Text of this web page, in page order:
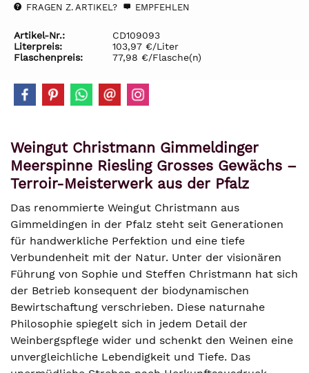
FRAGEN Z. ARTIKEL? EMPFEHLEN
Artikel-Nr.:
CD109093
Literpreis:
103,97 €/Liter
Flaschenpreis:
77,98 €/Flasche(n)
Weingut Christmann Gimmeldinger
Meerspinne Riesling Grosses Gewächs –
Terroir-Meisterwerk aus der Pfalz
Das renommierte Weingut Christmann aus
Gimmeldingen in der Pfalz steht seit Generationen
für handwerkliche Perfektion und eine tiefe
Verbundenheit mit der Natur. Unter der visionären
Führung von Sophie und Steffen Christmann hat sich
der Betrieb konsequent der biodynamischen
Bewirtschaftung verschrieben. Diese naturnahe
Philosophie spiegelt sich in jedem Detail der
Weinbergspflege wider und schenkt den Weinen eine
unvergleichliche Lebendigkeit und Tiefe. Das